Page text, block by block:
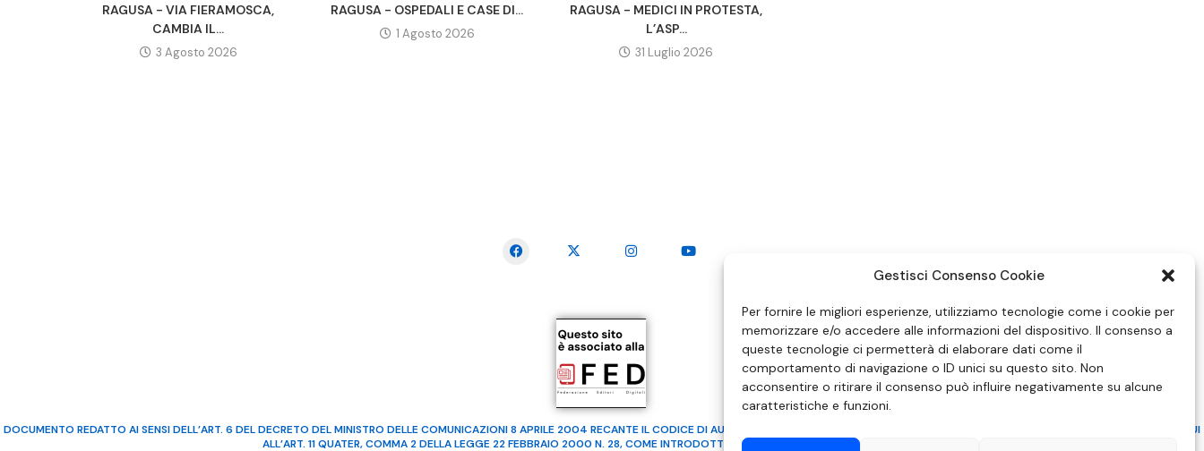
Gestisci Consenso Cookie
Per fornire le migliori esperienze, utilizziamo tecnologie come i cookie per
memorizzare e/o accedere alle informazioni del dispositivo. Il consenso a
queste tecnologie ci permetterà di elaborare dati come il
comportamento di navigazione o ID unici su questo sito. Non
acconsentire o ritirare il consenso può influire negativamente su alcune
caratteristiche e funzioni.
RAGUSA - VIA FIERAMOSCA,
CAMBIA IL...
3 Agosto 2026
RAGUSA - OSPEDALI E CASE DI...
1 Agosto 2026
RAGUSA - MEDICI IN PROTESTA,
L’ASP...
31 Luglio 2026
DOCUMENTO REDATTO AI SENSI DELL’ART. 6 DEL DECRETO DEL MINISTRO DELLE COMUNICAZIONI 8 APRILE 2004 RECANTE IL CODICE DI AUTOREGOLAMENTAZIONE IN MATERIA DI ATTUAZIONE DEL PRINCIPIO DEL PLURALISMO, DI CUI
ALL’ART. 11 QUATER, COMMA 2 DELLA LEGGE 22 FEBBRAIO 2000 N. 28, COME INTRODOTTO DALLA LEGGE 6 NOVEMBRE 2003, N. 313